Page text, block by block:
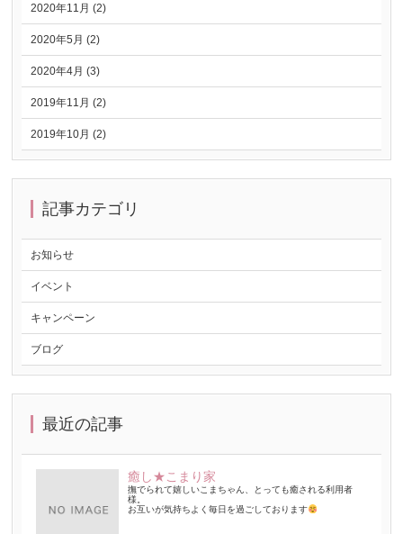
2020年11月 (2)
2020年5月 (2)
2020年4月 (3)
2019年11月 (2)
2019年10月 (2)
記事カテゴリ
お知らせ
イベント
キャンペーン
ブログ
最近の記事
癒し★こまり家
撫でられて嬉しいこまちゃん、とっても癒される利用者
様。
お互いが気持ちよく毎日を過ごしております